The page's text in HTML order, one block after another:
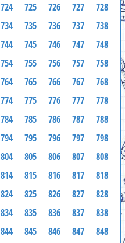
724 725 726 727
728
734 735 736 737
738
744 745 746 747
748
754 755 756 757
758
764 765 766 767
768
774 775 776 777
778
784 785 786 787
788
794 795 796 797
798
804 805 806 807
808
814 815 816 817
818
824 825 826 827
828
834 835 836 837
838
844 845 846 847
848